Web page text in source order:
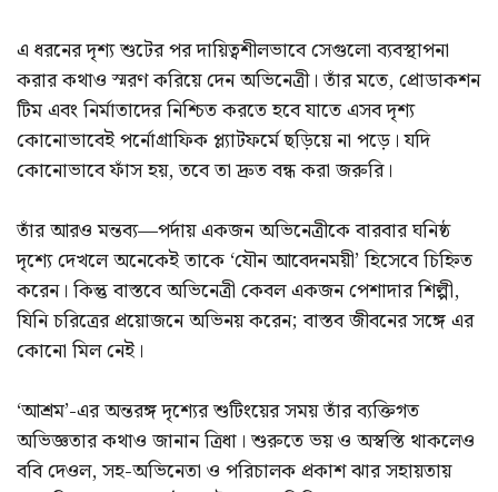
এ ধরনের দৃশ্য শুটের পর দায়িত্বশীলভাবে সেগুলো ব্যবস্থাপনা
করার কথাও স্মরণ করিয়ে দেন অভিনেত্রী। তাঁর মতে, প্রোডাকশন
টিম এবং নির্মাতাদের নিশ্চিত করতে হবে যাতে এসব দৃশ্য
কোনোভাবেই পর্নোগ্রাফিক প্ল্যাটফর্মে ছড়িয়ে না পড়ে। যদি
কোনোভাবে ফাঁস হয়, তবে তা দ্রুত বন্ধ করা জরুরি।
তাঁর আরও মন্তব্য—পর্দায় একজন অভিনেত্রীকে বারবার ঘনিষ্ঠ
দৃশ্যে দেখলে অনেকেই তাকে ‘যৌন আবেদনময়ী’ হিসেবে চিহ্নিত
করেন। কিন্তু বাস্তবে অভিনেত্রী কেবল একজন পেশাদার শিল্পী,
যিনি চরিত্রের প্রয়োজনে অভিনয় করেন; বাস্তব জীবনের সঙ্গে এর
কোনো মিল নেই।
‘আশ্রম’-এর অন্তরঙ্গ দৃশ্যের শুটিংয়ের সময় তাঁর ব্যক্তিগত
অভিজ্ঞতার কথাও জানান ত্রিধা। শুরুতে ভয় ও অস্বস্তি থাকলেও
ববি দেওল, সহ-অভিনেতা ও পরিচালক প্রকাশ ঝার সহায়তায়